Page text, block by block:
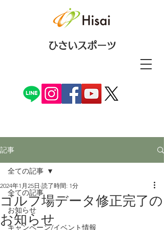
ひさいスポーツ
記事
全ての記事
お知らせ
キャンペーン/イベント情報
全ての記事
ゴルフ場データ修正完了の
お知らせ
2024年1月25日 読了時間: 1分